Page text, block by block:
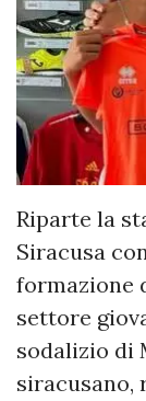
Riparte la
Siracusa
formazione
settore
sodalizio di
siracusano,